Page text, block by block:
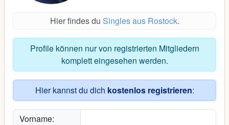
Hier findes du Singles aus Rostock.
Profile können nur von registrierten Mitgliedern
komplett eingesehen werden.
Hier kannst du dich kostenlos registrieren:
Vorname: